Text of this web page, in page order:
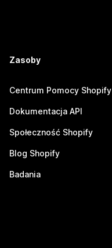
Zasoby
Centrum Pomocy Shopify
Dokumentacja API
Społeczność Shopify
Blog Shopify
Badania